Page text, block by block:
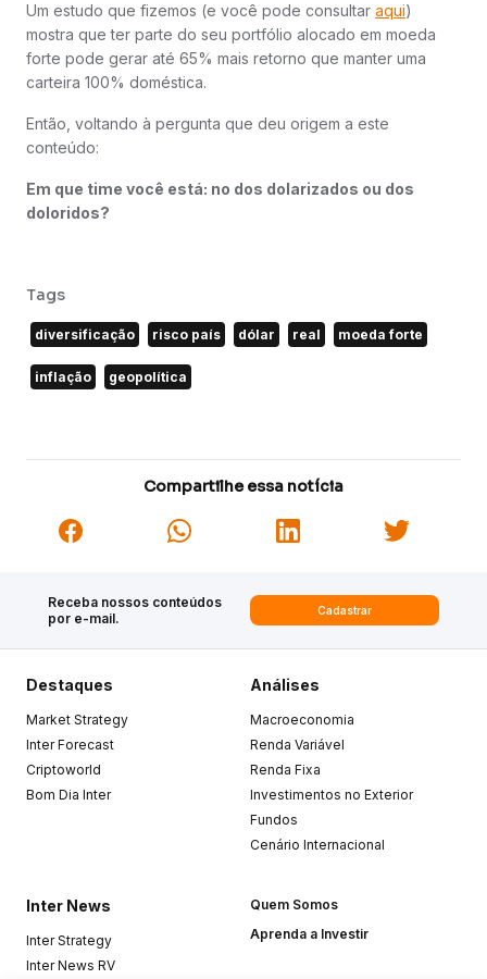
Um estudo que fizemos (e você pode consultar aqui)
mostra que ter parte do seu portfólio alocado em moeda
forte pode gerar até 65% mais retorno que manter uma
carteira 100% doméstica.
Então, voltando à pergunta que deu origem a este
conteúdo:
Em que time você está: no dos dolarizados ou dos
doloridos?
Tags
diversificação risco país dólar real moeda forte
inflação geopolítica
Compartilhe essa notícia
Receba nossos conteúdos
por e-mail.
Cadastrar
Destaques
Market Strategy
Inter Forecast
Criptoworld
Bom Dia Inter
Análises
Macroeconomia
Renda Variável
Renda Fixa
Investimentos no Exterior
Fundos
Cenário Internacional
Inter News
Inter Strategy
Inter News RV
Quem Somos
Aprenda a Investir